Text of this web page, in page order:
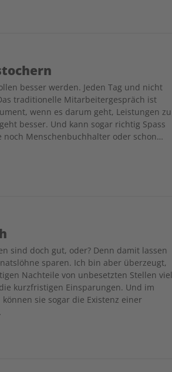
besser werden. Jeden Tag und nicht
traditionelle Mitarbeitergespräch ist
wenn es darum geht, Leistungen zu
besser. Und kann sogar richtig Spass
noch Menschenbuchhalter oder schon…
sind doch gut, oder? Denn damit lassen
sparen. Ich bin aber überzeugt,
Nachteile von unbesetzten Stellen viel
kurzfristigen Einsparungen. Und im
sie sogar die Existenz einer